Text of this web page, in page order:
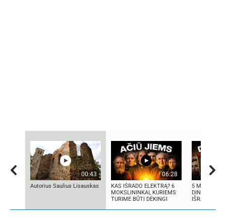
00:43
Autorius Saulius Lisauskas
06:28
KAS IŠRADO ELEKTRĄ? 6
MOKSLININKAI, KURIEMS
TURIME BŪTI DĖKINGI
5
DINGO BE
IŠRADIMŲ:...